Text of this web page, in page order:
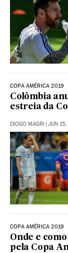
COPA AMÉRICA 2019
Colômbia
estreia da
DIOGO MAGRI JUN
COPA AMÉRICA 2019
Onde e
pela Copa